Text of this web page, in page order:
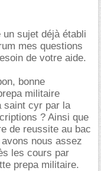
sujet déjà établi
mes questions
de votre aide.
bonne
militaire
saint cyr par la
? Ainsi que
de reussite au bac
nous assez
les cours par
prepa militaire.